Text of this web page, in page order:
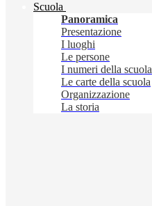
Scuola
Panoramica
Presentazione
I luoghi
Le persone
I numeri della scuola
Le carte della scuola
Organizzazione
La storia